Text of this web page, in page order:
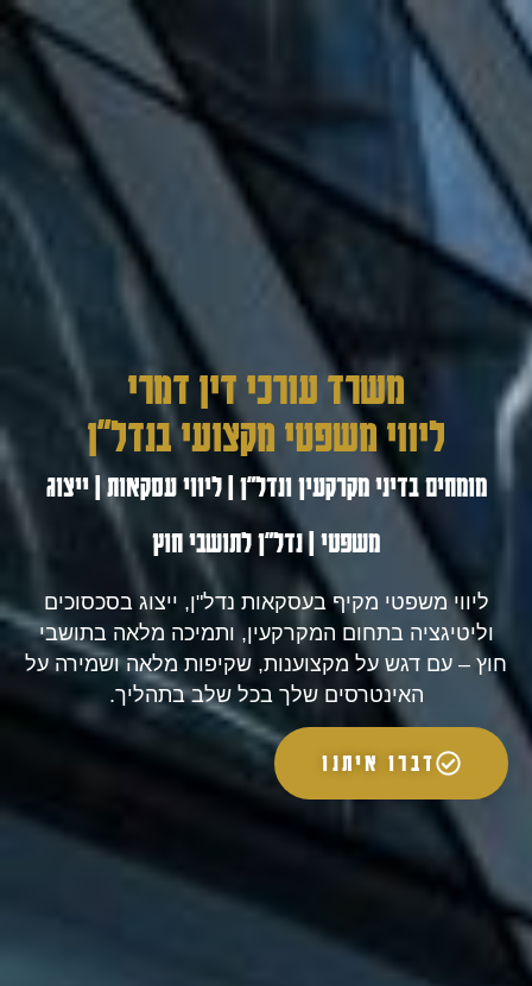
משרד עורכי דין דמרי
ליווי משפטי מקצועי בנדל"ן
מומחים בדיני מקרקעין ונדל"ן | ליווי עסקאות | ייצוג
משפטי | נדל"ן לתושבי חוץ
ליווי משפטי מקיף בעסקאות נדל"ן, ייצוג בסכסוכים
וליטיגציה בתחום המקרקעין, ותמיכה מלאה בתושבי
חוץ – עם דגש על מקצוענות, שקיפות מלאה ושמירה על
האינטרסים שלך בכל שלב בתהליך.
דברו איתנו